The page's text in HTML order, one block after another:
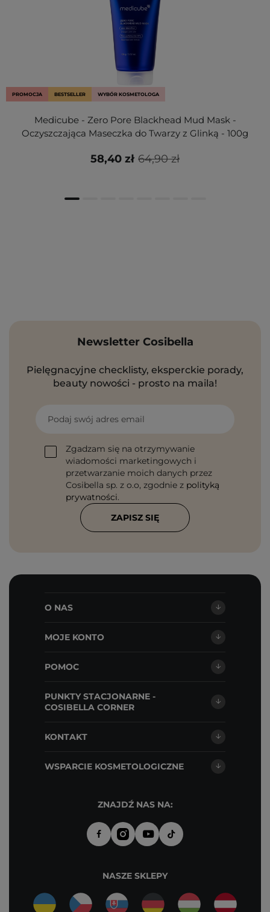
PROMOCJA BESTSELLER WYBÓR KOSMETOLOGA
Medicube - Zero Pore Blackhead Mud Mask -
Oczyszczająca Maseczka do Twarzy z Glinką - 100g
64,90 zł
58,40 zł
Newsletter Cosibella
Pielęgnacyjne checklisty, eksperckie porady,
beauty nowości - prosto na maila!
Podaj swój adres email
Zgadzam się na otrzymywanie
wiadomości marketingowych i
przetwarzanie moich danych przez
Cosibella sp. z o.o, zgodnie z polityką
prywatności.
ZAPISZ SIĘ
O NAS
MOJE KONTO
POMOC
PUNKTY STACJONARNE -
COSIBELLA CORNER
KONTAKT
WSPARCIE KOSMETOLOGICZNE
ZNAJDŹ NAS NA:
NASZE SKLEPY